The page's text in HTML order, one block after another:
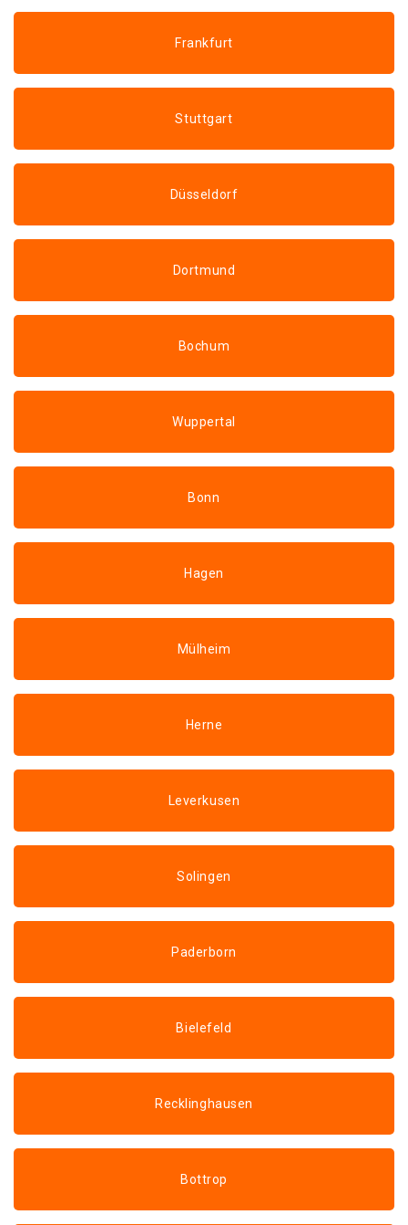
Frankfurt
Stuttgart
Düsseldorf
Dortmund
Bochum
Wuppertal
Bonn
Hagen
Mülheim
Herne
Leverkusen
Solingen
Paderborn
Bielefeld
Recklinghausen
Bottrop